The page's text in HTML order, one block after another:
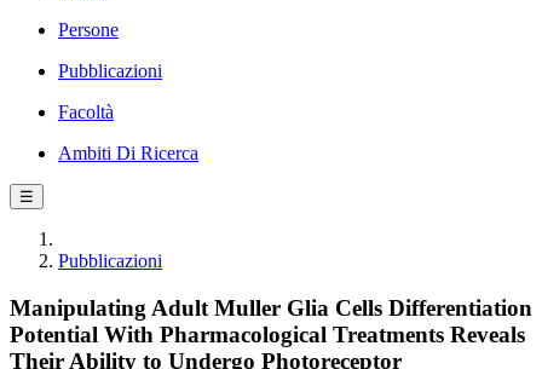
Persone
Pubblicazioni
Facoltà
Ambiti Di Ricerca
☰
Pubblicazioni
Manipulating Adult Muller Glia Cells Differentiation
Potential With Pharmacological Treatments Reveals
Their Ability to Undergo Photoreceptor